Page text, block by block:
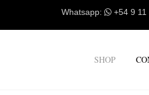
Whatsapp: +54 9 11
SHOP